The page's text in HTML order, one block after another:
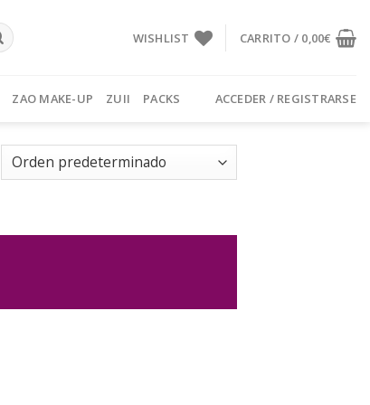
WISHLIST CARRITO / 0,00€
ZAO MAKE-UP ZUII PACKS ACCEDER / REGISTRARSE